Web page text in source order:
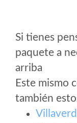
Si tienes
paquete a
arriba
Este mismo
también